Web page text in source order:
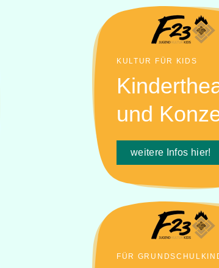
KULTUR FÜR KIDS
und
weitere Infos hier!
FÜR